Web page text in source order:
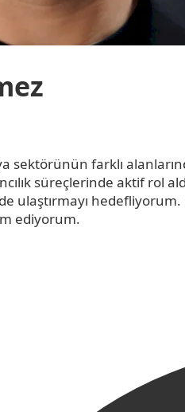
sektörünün farklı
süreçlerinde aktif rol
ulaştırmayı
ediyorum.